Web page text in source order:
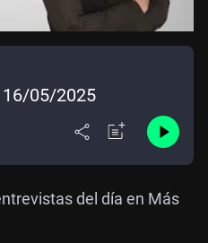
16/05/2025
del día en Más